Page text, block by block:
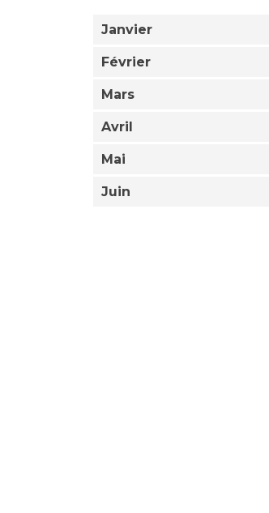
Janvier
Février
Mars
Avril
Mai
Juin